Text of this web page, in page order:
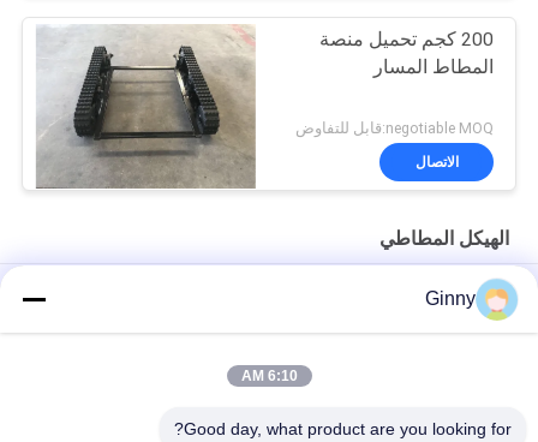
200 كجم تحميل منصة
المطاط المسار
negotiable MOQ:قابل للتفاوض
الاتصال
الهيكل المطاطي
48 فولت 1 كيلوواط حمولة 200 كيلوغرام الاطار المطاطي Dp-Kls-150
الهيكل السفلي للجنزير 300 كجم لمعدات الإطفاء على كرسي متحرك
Ginny
6:10 AM
Good day, what product are you looking for?